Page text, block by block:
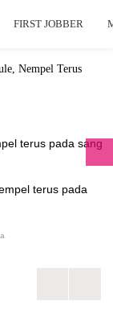
FIRST JOBBER
Nempel Terus
terus pada